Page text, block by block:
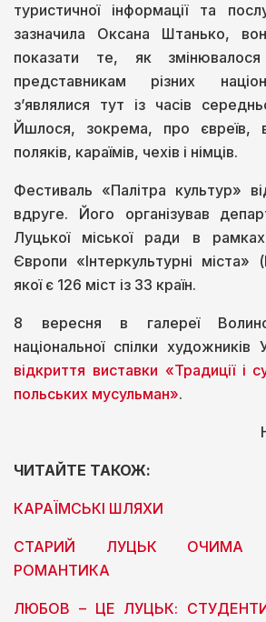
туристичної інформації та
зазначила Оксана Штанько,
показати те, як
представникам різних
зʼявлялися тут із часів
Йшлося, зокрема, про євреїв,
поляків, караїмів, чехів і німців.
Фестиваль «Палітра культур»
вдруге. Його організував
Луцької міської ради в
Європи «Інтеркультурні міста»
якої є 126 міст із 33 країн.
8 вересня в галереї
національної спілки художників
відкриття виставки «Традиції і
польських мусульман».
ЧИТАЙТЕ ТАКОЖ:
КАРАЇМСЬКІ ШЛЯХИ
СТАРИЙ ЛУЦЬК ОЧИМА
РОМАНТИКА
ЛЮБОВ – ЦЕ ЛУЦЬК: